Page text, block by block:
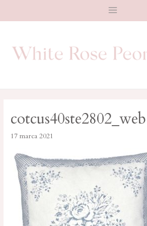
Main
cotcus40ste2802_web
17 marca 2021